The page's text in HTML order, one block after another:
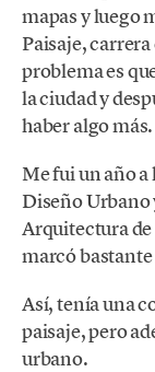
mapas y luego
Paisaje,
problema es
la ciudad y
haber algo más.
Me fui un año
Diseño
Arquitectura de
marcó
Así, tenía una
paisaje, pero
urbano.